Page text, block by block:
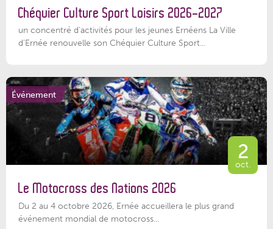
Chéquier Culture Sport Loisirs 2026-2027
un concentré d’activités pour les jeunes Ernéens La Ville
d’Ernée renouvelle son Chéquier Culture Sport...
Événement
2
oct.
Le Motocross des Nations 2026
Du 2 au 4 octobre 2026, Ernée accueillera le plus grand
événement mondial de motocross...